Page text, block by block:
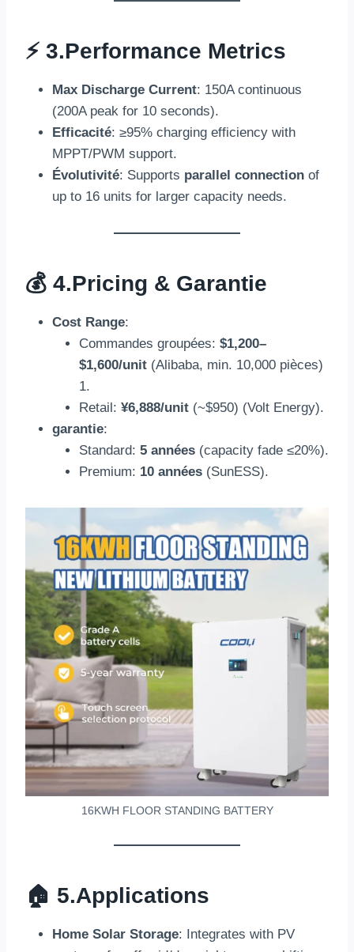
⚡ 3.Performance Metrics
Max Discharge Current: 150A continuous
(200A peak for 10 seconds).
Efficacité: ≥95% charging efficiency with
MPPT/PWM support.
Évolutivité: Supports parallel connection of
up to 16 units for larger capacity needs.
💰 4.Pricing & Garantie
Cost Range:
Commandes groupées: $1,200–
$1,600/unit (Alibaba, min. 10,000 pièces)
1.
Retail: ¥6,888/unit (~$950) (Volt Energy).
garantie:
Standard: 5 années (capacity fade ≤20%).
Premium: 10 années (SunESS).
16 KWH FLOOR STANDING BATTERY
🏠 5.Applications
Home Solar Storage: Integrates with PV